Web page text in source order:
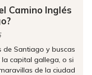
Camino Inglés
de Santiago y buscas
capital gallega, o si
de la ciudad